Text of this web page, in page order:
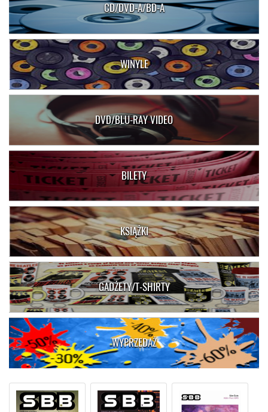
CD/DVD-A/BD-A
WINYLE
DVD/BLU-RAY VIDEO
BILETY
KSIĄŻKI
GADŻETY/T-SHIRTY
WYPRZEDAŻ